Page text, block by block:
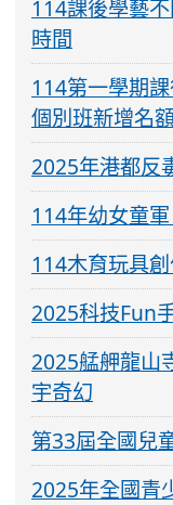
114課後學藝
時間
114第一學期
個別班新增名
2025年港都反
114年幼女童軍
114木育玩具
2025科技Fun
2025艋舺龍山
宇奇幻
第33屆全國兒
2025年全國青